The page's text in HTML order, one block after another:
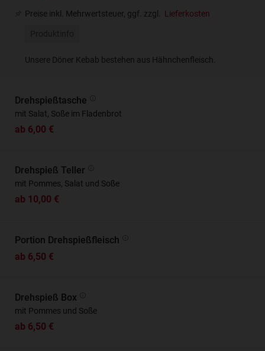
Preise inkl. Mehrwertsteuer, ggf. zzgl. Lieferkosten
Unsere Döner Kebab bestehen aus Hähnchenfleisch.
Drehspießtasche
mit Salat, Soße im Fladenbrot
ab 6,00 €
Drehspieß Teller
mit Pommes, Salat und Soße
ab 10,00 €
Portion Drehspießfleisch
ab 6,50 €
Drehspieß Box
mit Pommes und Soße
ab 6,50 €